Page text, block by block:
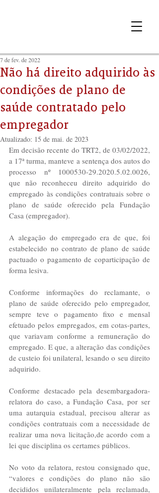
Não há direito adquirido às
condições de plano de
saúde contratado pelo
empregador
7 de fev. de 2022
Atualizado: 15 de mai. de 2023
Em decisão recente do TRT2, de 03/02/2022,
a 17ª turma, manteve a sentença dos autos do
processo nº 1000530-29.2020.5.02.0026,
que não reconheceu direito adquirido do
empregado às condições contratuais sobre o
plano de saúde oferecido pela Fundação
Casa (empregador).
A alegação do empregado era de que, foi
estabelecido no contrato de plano de saúde
pactuado o pagamento de coparticipação de
forma lesiva.
Conforme informações do reclamante, o
plano de saúde oferecido pelo empregador,
sempre teve o pagamento fixo e mensal
efetuado pelos empregados, em cotas-partes,
que variavam conforme a remuneração do
empregado. E que, a alteração das condições
de custeio foi unilateral, lesando o seu direito
adquirido.
Conforme destacado pela desembargadora-
relatora do caso, a Fundação Casa, por ser
uma autarquia estadual, precisou alterar as
condições contratuais com a necessidade de
realizar uma nova licitação,de acordo com a
lei que disciplina os certames públicos.
No voto da relatora, restou consignado que,
“valores e condições do plano não são
decididos unilateralmente pela reclamada,